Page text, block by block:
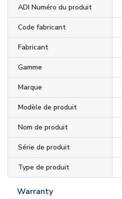
ADI Numéro du produit
Code fabricant
Fabricant
Gamme
Marque
Modèle de produit
Nom de produit
Série de produit
Type de produit
Warranty